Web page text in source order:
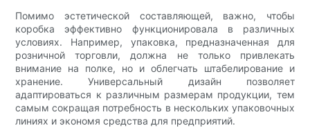
Помимо эстетической составляющей, важно, чтобы
коробка эффективно функционировала в различных
условиях. Например, упаковка, предназначенная для
розничной торговли, должна не только привлекать
внимание на полке, но и облегчать штабелирование и
хранение. Универсальный дизайн позволяет
адаптироваться к различным размерам продукции, тем
самым сокращая потребность в нескольких упаковочных
линиях и экономя средства для предприятий.